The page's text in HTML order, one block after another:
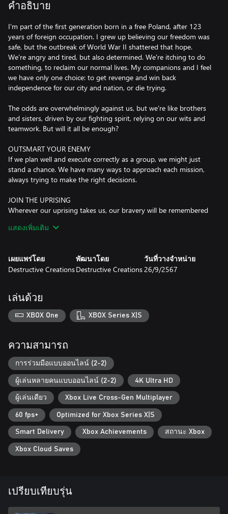
คำอธิบาย
I'm part of the first generation born in a free Poland, after 123
years of foreign occupation. I grew up believing our freedom was
safe, but the outbreak of World War II shattered that hope.
We're angry and tired, but also determined. We're itching to do
something, to reclaim our normal lives. My companions and I feel
we have only one choice: to get revenge and win back
independence for our city and nation, or die trying.
The odds are overwhelmingly against us, but we're like brothers
and sisters, driven by our fighting spirit, relying on our wits and
teamwork. But will it all be enough?
OUTSMART YOUR ENEMY
If we plan well and execute correctly as a group, we might just
stand a chance. We have many ways to approach each mission,
always trying to make the right decisions.
JOIN THE UPRISING
Wherever our uprising takes us, our bravery will be remembered
survivors to tell the tale. We'll employ good tactics, be fearless, be
USE BRUTE FORCE
We know how to fight. We prefer to be stealthy, to increase our
way through.
LEVERAGE THE ENVIRONMENT
We know Warsaw inside out and we use that to our advantage.
helps us engage them more effectively!
RALLY YOUR ALLIES
We're fewer in numbers, but stronger in motivation and the
bonds that keep us together. Good cooperation is one of our
strengths. Each of us has a different background, personality, and
skills, but we fight together as one. Having a good friend to fight
alongside you and have your back is not only more fun, but also
a big advantage.
แสดงเพิ่มเติม
เผยแพร่โดย
Destructive Creations
พัฒนาโดย
Destructive Creations
วันที่วางจำหน่าย
26/9/2567
เล่นด้วย
XBOX One XBOX Series X|S
ความสามารถ
การร่วมมือแบบออนไลน์ (2-2)
ผู้เล่นหลายคนแบบออนไลน์ (2-2) 4K Ultra HD
ผู้เล่นเดียว Xbox Live Cross-Gen Multiplayer
60 fps+ Optimized for Xbox Series X|S
Smart Delivery Xbox Achievements สถานะ Xbox
Xbox Cloud Saves
เปรียบเทียบรุ่น